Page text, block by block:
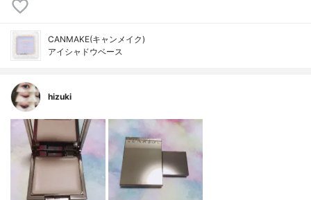
CANMAKE(キャンメイク)
アイシャドウベース
hizuki